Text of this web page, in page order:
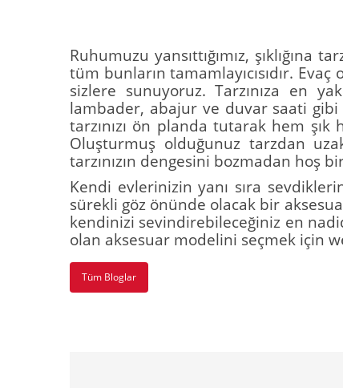
Ruhumuzu yansıttığımız,
tüm bunların tamamlayıcısıdır.
sizlere sunuyoruz. Tarzınıza en
lambader, abajur ve duvar saati
tarzınızı ön planda tutarak hem
Oluşturmuş olduğunuz tarzdan
tarzınızın dengesini bozmadan hoş
Kendi evlerinizin yanı sıra
sürekli göz önünde olacak bir
kendinizi sevindirebileceğiniz en
olan aksesuar modelini seçmek için
Tüm Bloglar